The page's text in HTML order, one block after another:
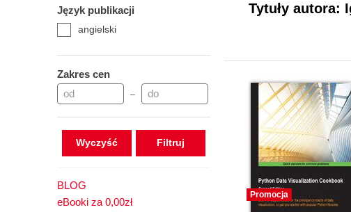
Język publikacji
angielski
Zakres cen
–
Wyczyść
BLOG
eBooki za 0,00zł
Tytuły autora:
Promocja